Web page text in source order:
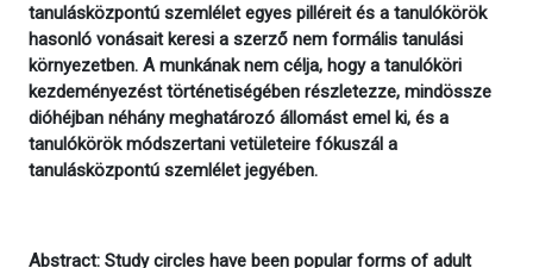
tanulásközpontú szemlélet egyes pilléreit és a tanulókörök
hasonló vonásait keresi a szerző nem formális tanulási
környezetben. A munkának nem célja, hogy a tanulóköri
kezdeményezést történetiségében részletezze, mindössze
dióhéjban néhány meghatározó állomást emel ki, és a
tanulókörök módszertani vetületeire fókuszál a
tanulásközpontú szemlélet jegyében.
Abstract: Study circles have been popular forms of adult